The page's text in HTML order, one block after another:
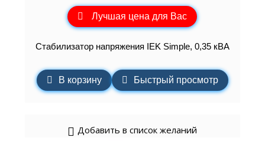
Лучшая цена для Вас
Стабилизатор напряжения IEK Simple, 0,35 кВА
В корзину Быстрый просмотр
Добавить в список желаний